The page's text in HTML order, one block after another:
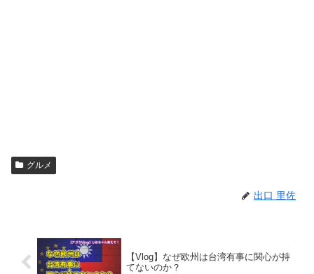
グルメ
出口 里佐
【Vlog】なぜ欧州は台湾有事に関心が持
てないのか？